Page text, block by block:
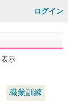
ログイン
示
職業訓練